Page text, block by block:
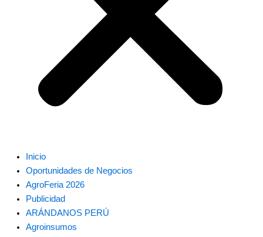
Inicio
Oportunidades de Negocios
AgroFeria 2026
Publicidad
ARÁNDANOS PERÚ
Agroinsumos